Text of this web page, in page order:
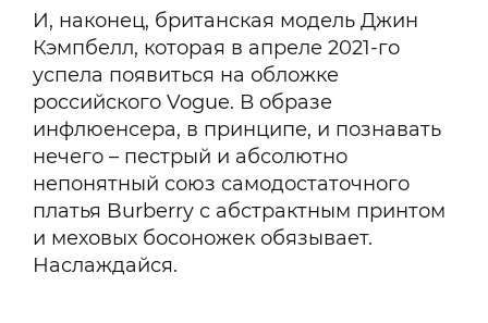
И, наконец, британская модель Джин
Кэмпбелл, которая в апреле 2021-го
успела появиться на обложке
российского Vogue. В образе
инфлюенсера, в принципе, и познавать
нечего – пестрый и абсолютно
непонятный союз самодостаточного
платья Burberry с абстрактным принтом
и меховых босоножек обязывает.
Наслаждайся.